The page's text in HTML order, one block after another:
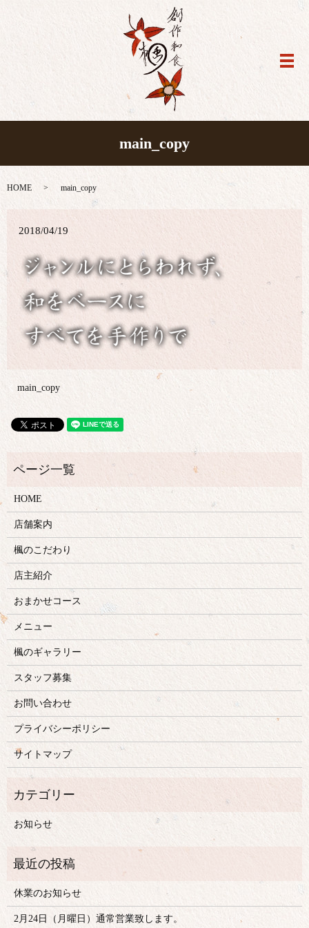
メ
main_copy
HOME main_copy
2018/04/19
main_copy
HOME
店舗案内
楓のこだわり
店主紹介
おまかせコース
メニュー
楓のギャラリー
スタッフ募集
お問い合わせ
プライバシーポリシー
サイトマップ
お知らせ
休業のお知らせ
2月24日（月曜日）通常営業致します。